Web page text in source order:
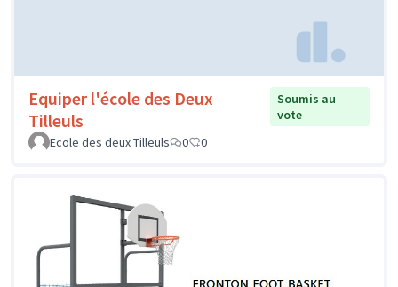
Equiper l'école des Deux
Tilleuls
Soumis au
vote
Ecole des deux Tilleuls
0 0